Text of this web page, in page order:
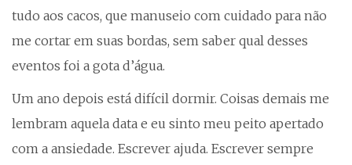
tudo aos cacos, que manuseio com cuidado para não
me cortar em suas bordas, sem saber qual desses
eventos foi a gota d’água.
Um ano depois está difícil dormir. Coisas demais me
lembram aquela data e eu sinto meu peito apertado
com a ansiedade. Escrever ajuda. Escrever sempre